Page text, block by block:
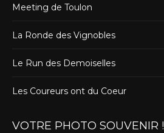
Meeting de Toulon
La Ronde des Vignobles
Le Run des Demoiselles
Les Coureurs ont du Coeur
VOTRE PHOTO SOUVENIR !